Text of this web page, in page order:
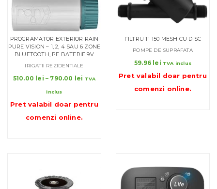
PROGRAMATOR EXTERIOR RAIN
PURE VISION – 1, 2, 4 SAU 6 ZONE
BLUETOOTH, PE BATERIE 9V
IRIGATII REZIDENTIALE
510.00 lei – 790.00 lei
510.00 lei
TVA
inclus
Pret valabil doar pentru
comenzi online.
FILTRU 1″ 150 MESH CU DISC
POMPE DE SUPRAFATA
59.96 lei TVA inclus
Pret valabil doar pentru
comenzi online.